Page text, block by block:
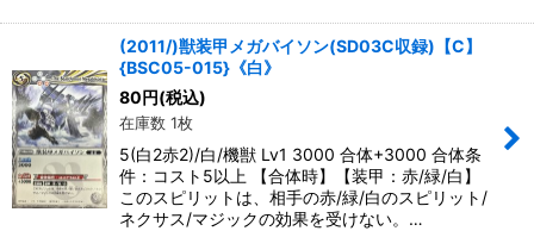
(2011/)獣装甲メガバイソン(SD03C収録)【C】
{BSC05-015}《白》
80 円(税込)
在庫数 1枚
5(白2赤2)/白/機獣 Lv1 3000 合体+3000 合体条
件：コスト5以上 【合体時】【装甲：赤/緑/白】
このスピリットは、相手の赤/緑/白のスピリット/
ネクサス/マジックの効果を受けない。…